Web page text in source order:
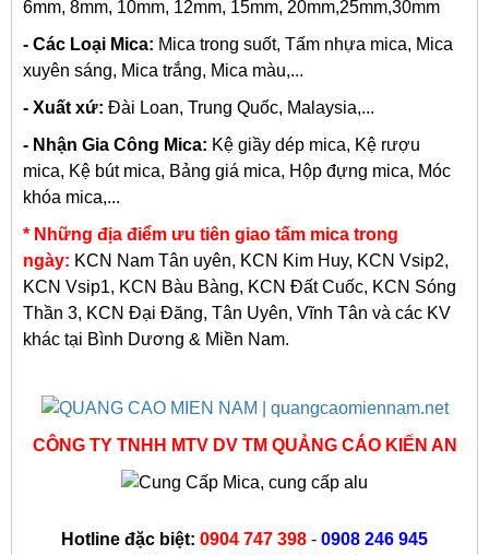
6mm, 8mm, 10mm, 12mm, 15mm, 20mm,25mm,30mm
- Các Loại Mica: Mica trong suốt, Tấm nhựa mica, Mica
xuyên sáng, Mica trắng, Mica màu,...
- Xuất xứ: Đài Loan, Trung Quốc, Malaysia,...
- Nhận Gia Công Mica: Kệ giầy dép mica, Kệ rượu
mica, Kệ bút mica, Bảng giá mica, Hộp đựng mica, Móc
khóa mica,...
* Những địa điểm ưu tiên giao tấm mica trong
ngày: KCN Nam Tân uyên, KCN Kim Huy, KCN Vsip2,
KCN Vsip1, KCN Bàu Bàng, KCN Đất Cuốc, KCN Sóng
Thần 3, KCN Đại Đăng, Tân Uyên, Vĩnh Tân và các KV
khác tại Bình Dương & Miền Nam.
CÔNG TY TNHH MTV DV TM QUẢNG CÁO KIẾN AN
Hotline đặc biệt: 0904 747 398 - 0908 246 945